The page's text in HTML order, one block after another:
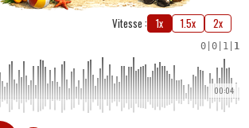
Vitesse : 1x 1.5x 2x
0 0 1 1
00:04